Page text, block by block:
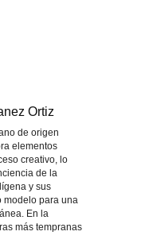
Ortiz
de origen
elementos
creativo, lo
de la
y sus
modelo para una
En la
más tempranas
Ortiz